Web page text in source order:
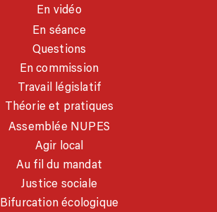
En vidéo
En séance
Questions
En commission
Travail législatif
Théorie et pratiques
Assemblée NUPES
Agir local
Au fil du mandat
Justice sociale
Bifurcation écologique